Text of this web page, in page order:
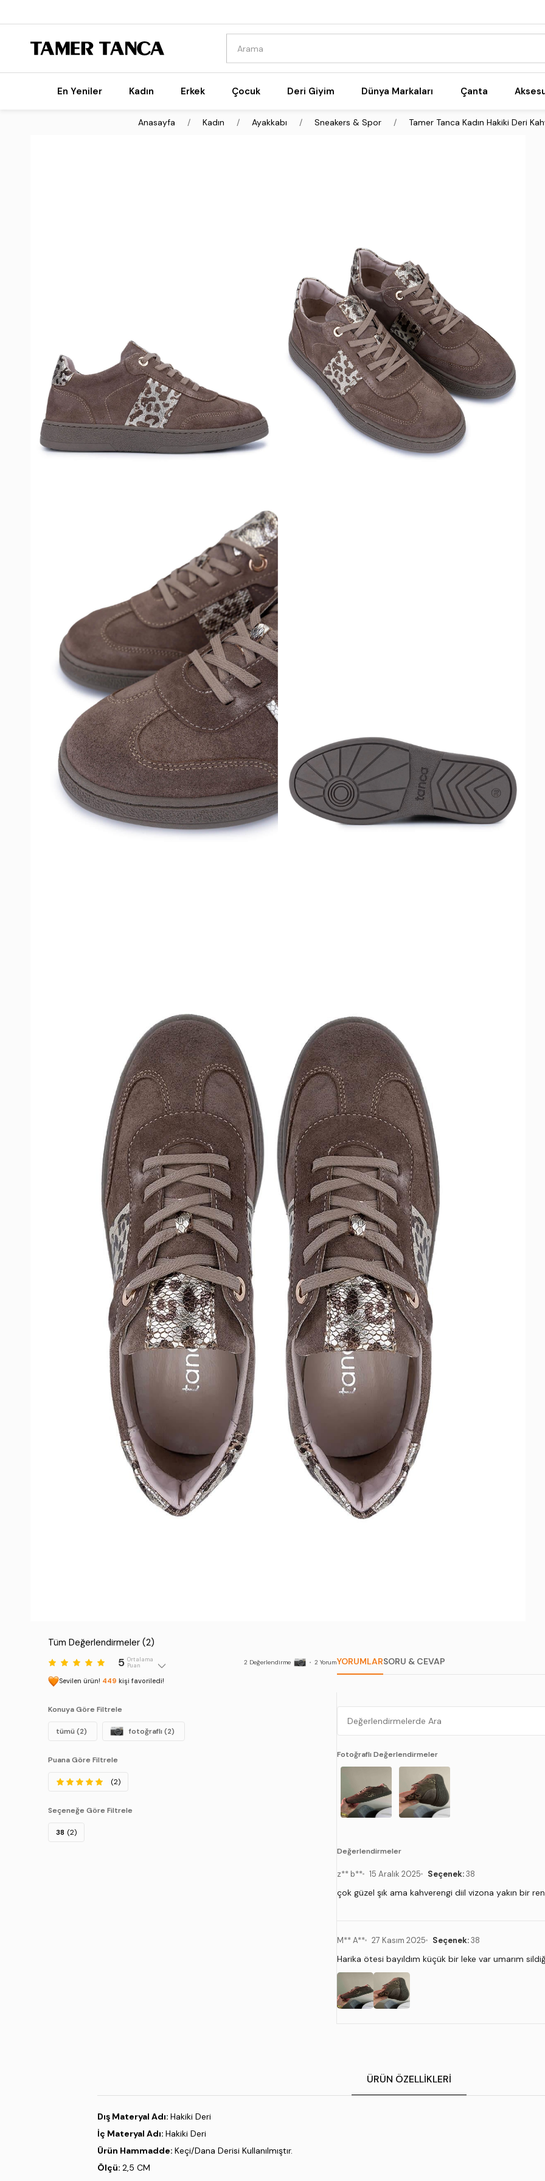
En Yeniler Kadın Erkek Çocuk Deri Giyim Dünya Markaları Çanta
Anasayfa Kadın Ayakkabı Sneakers & Spor Tamer Tanca Kadın Hakiki Deri
Tüm Değerlendirmeler (2)
5 Ortalama
Puan
2 Değerlendirme • 2 Yorum
Sevilen ürün! 449 kişi favoriledi!
Konuya Göre Filtrele
tümü (2) fotoğraflı (2)
Puana Göre Filtrele
(2)
Seçeneğe Göre Filtrele
38 (2)
YORUMLARSORU & CEVAP
Fotoğraflı Değerlendirmeler
Değerlendirmeler
z** b** 15 Aralık 2025 Seçenek:38
çok güzel şık ama kahverengi diil vizona yakın bir
M** A** 27 Kasım 2025 Seçenek:38
Harika ötesi bayıldım küçük bir leke var umarım
ÜRÜN ÖZELLIKLERI
Dış Materyal Adı: Hakiki Deri
İç Materyal Adı: Hakiki Deri
Ürün Hammadde: Keçi/Dana Derisi Kullanılmıştır.
Ölçü: 2,5 CM